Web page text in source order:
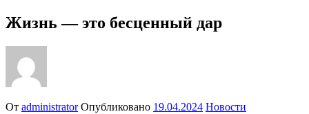
Жизнь — это бесценный дар
От administrator Опубликовано 19.04.2024 Новости